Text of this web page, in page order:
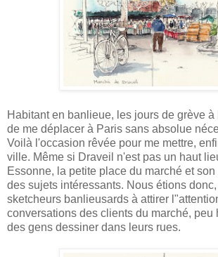
Habitant en banlieue, les jours de grève
de me déplacer à Paris sans absolue
Voilà l'occasion rêvée pour me mettre,
ville. Même si Draveil n'est pas un haut
Essonne, la petite place du marché et
des sujets intéressants. Nous étions
sketcheurs banlieusards à attirer
conversations des clients du marché, peu
des gens dessiner dans leurs rues.